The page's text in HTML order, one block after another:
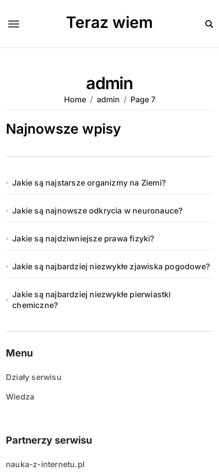
content
Teraz wiem
admin
Home admin Page 7
Najnowsze wpisy
Jakie są najstarsze organizmy na Ziemi?
Jakie są najnowsze odkrycia w neuronauce?
Jakie są najdziwniejsze prawa fizyki?
Jakie są najbardziej niezwykłe zjawiska pogodowe?
Jakie są najbardziej niezwykłe pierwiastki
chemiczne?
Menu
Działy serwisu
Wiedza
Partnerzy serwisu
nauka-z-internetu.pl